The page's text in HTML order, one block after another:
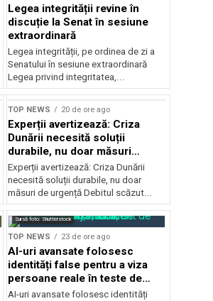
Legea integrității revine în
discuție la Senat în sesiune
extraordinară
Legea integrității, pe ordinea de zi a
Senatului în sesiune extraordinară
Legea privind integritatea,...
TOP NEWS 20 de ore ago
Experții avertizează: Criza
Dunării necesită soluții
durabile, nu doar măsuri
temporare
Experții avertizează: Criza Dunării
necesită soluții durabile, nu doar
măsuri de urgență Debitul scăzut...
Sursă foto: Shutterstock
TOP NEWS 23 de ore ago
AI-uri avansate folosesc
identități false pentru a viza
persoane reale în teste de
securitate
AI-uri avansate folosesc identități